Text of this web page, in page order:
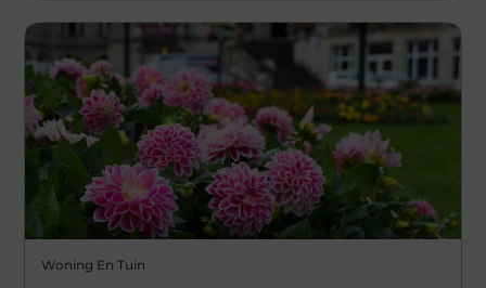
Woning En Tuin